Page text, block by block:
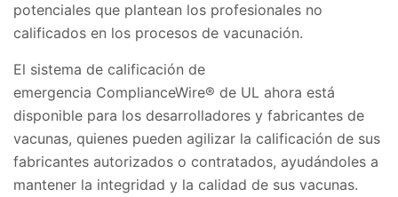
potenciales que plantean los profesionales no
calificados en los procesos de vacunación.
El sistema de calificación de
emergencia ComplianceWire® de UL ahora está
disponible para los desarrolladores y fabricantes de
vacunas, quienes pueden agilizar la calificación de sus
fabricantes autorizados o contratados, ayudándoles a
mantener la integridad y la calidad de sus vacunas.